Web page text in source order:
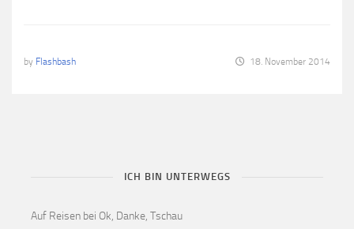
by Flashbash 18. November 2014
ICH BIN UNTERWEGS
Auf Reisen bei Ok, Danke, Tschau